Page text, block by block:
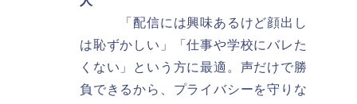
「配信には興味あるけど顔出し
は恥ずかしい」「仕事や学校にバレた
くない」という方に最適。声だけで勝
負できるから、プライバシーを守りな